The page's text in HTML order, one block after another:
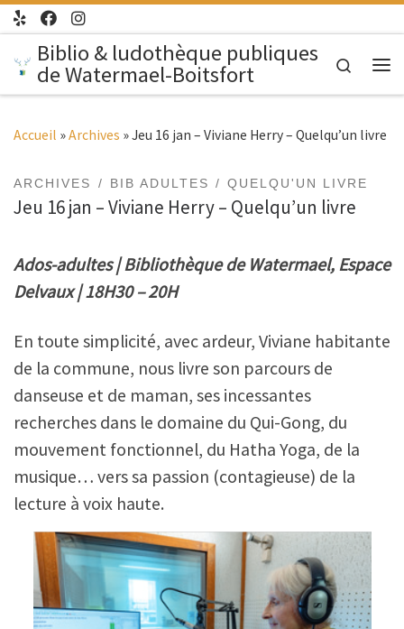
Passer au contenu
Biblio & ludothèque publiques
de Watermael-Boitsfort
Search
Accueil »Archives »Jeu 16 jan – Viviane Herry – Quelqu’un livre
ARCHIVES BIB ADULTES QUELQU'UN LIVRE
Jeu 16 jan – Viviane Herry – Quelqu’un livre
Ados-adultes | Bibliothèque de Watermael, Espace
Delvaux | 18H30 – 20H
En toute simplicité, avec ardeur, Viviane habitante
de la commune, nous livre son parcours de
danseuse et de maman, ses incessantes
recherches dans le domaine du Qui-Gong, du
mouvement fonctionnel, du Hatha Yoga, de la
musique… vers sa passion (contagieuse) de la
lecture à voix haute.